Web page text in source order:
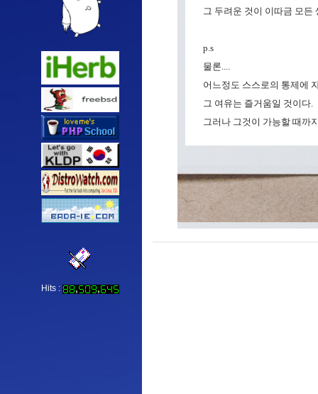
Hits :
그 두려운 것이 이따금 모든
p.s
물론....
어느정도 스스로의 통제에
그 여유는 즐거움일 것이다.
그러나 그것이 가능할 때까